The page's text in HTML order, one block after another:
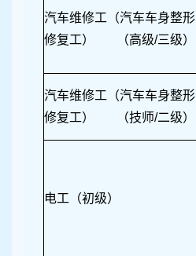
汽车维修工（汽车车身整形
修复工） （高级/三级）
汽车维修工（汽车车身整形
修复工） （技师/二级）
电工（初级）